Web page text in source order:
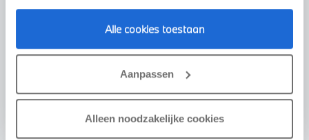
Alle cookies toestaan
Aanpassen
Alleen noodzakelijke cookies
VOORSTEL AANVRAGEN